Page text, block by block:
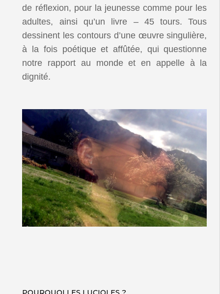
de réflexion, pour la jeunesse comme pour les
adultes, ainsi qu’un livre – 45 tours. Tous
dessinent les contours d’une œuvre singulière,
à la fois poétique et affûtée, qui questionne
notre rapport au monde et en appelle à la
dignité.